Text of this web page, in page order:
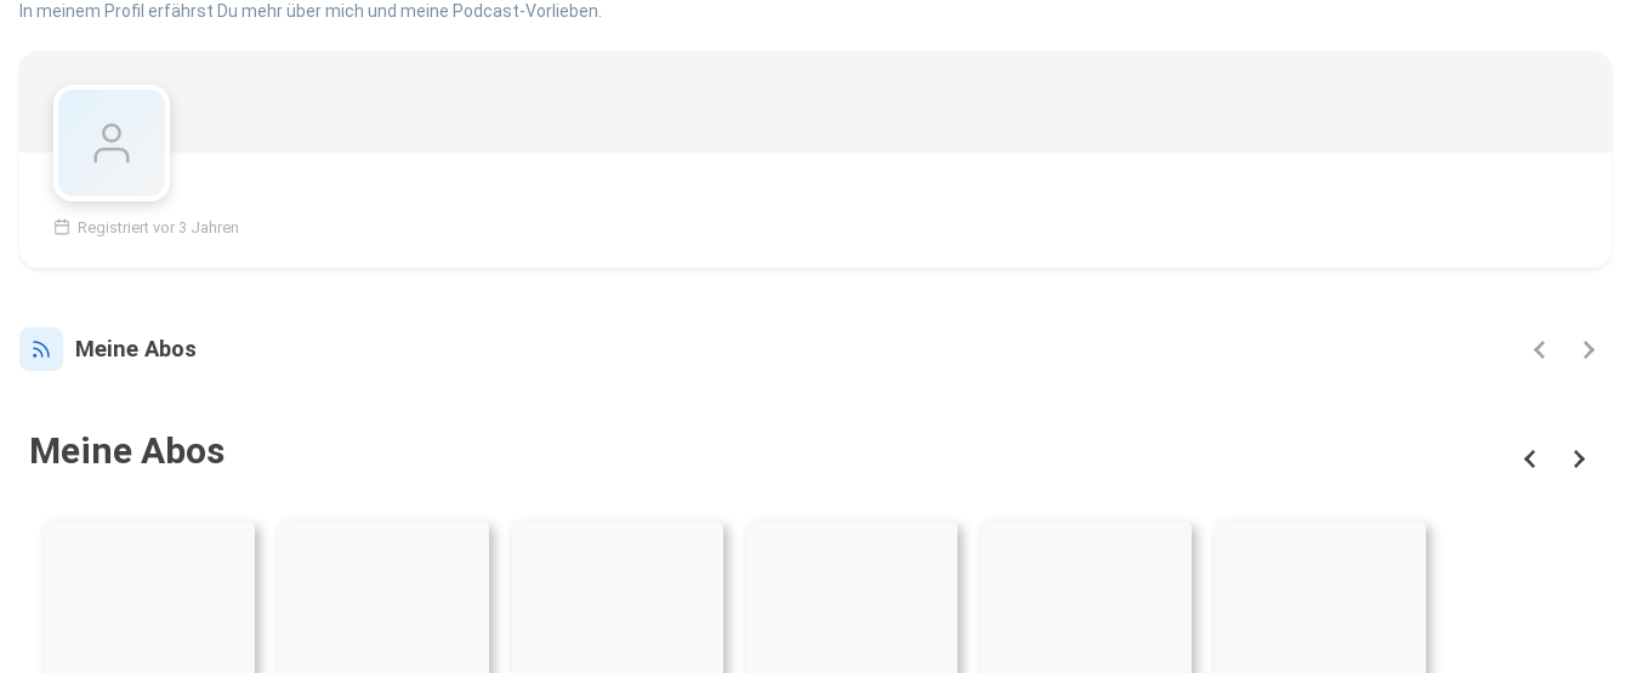
In meinem Profil erfährst Du mehr über mich und meine Podcast-Vorlieben.
Registriert vor 3 Jahren
Meine Abos
Meine Abos